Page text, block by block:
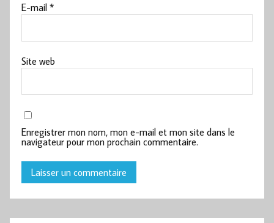
E-mail*
Site web
Enregistrer mon nom, mon e-mail et mon site dans le
navigateur pour mon prochain commentaire.